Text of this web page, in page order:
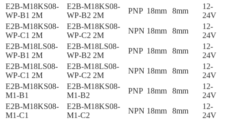
E2B-M18KS08-
WP-B1 2M
E2B-M18KS08-
WP-B2 2M
PNP 18mm 8mm
12-
24V
E2B-M18KS08-
WP-C1 2M
E2B-M18KS08-
WP-C2 2M
NPN 18mm 8mm
12-
24V
E2B-M18LS08-
WP-B1 2M
E2B-M18LS08-
WP-B2 2M
PNP 18mm 8mm
12-
24V
E2B-M18LS08-
WP-C1 2M
E2B-M18LS08-
WP-C2 2M
NPN 18mm 8mm
12-
24V
E2B-M18KS08-
M1-B1
E2B-M18KS08-
M1-B2
PNP 18mm 8mm
12-
24V
E2B-M18KS08-
M1-C1
E2B-M18KS08-
M1-C2
NPN 18mm 8mm
12-
24V